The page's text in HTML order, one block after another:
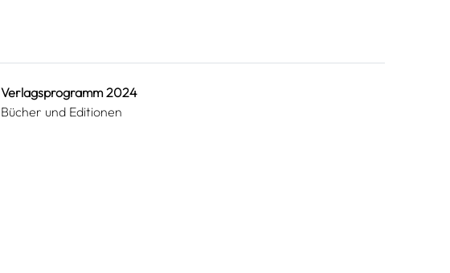
Verlagsprogramm 2024
Bücher und Editionen